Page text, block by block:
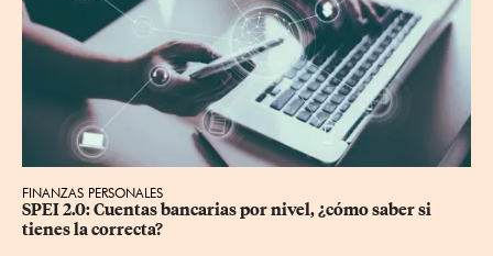
FINANZAS PERSONALES
SPEI 2.0: Cuentas bancarias por nivel, ¿cómo saber si
tienes la correcta?